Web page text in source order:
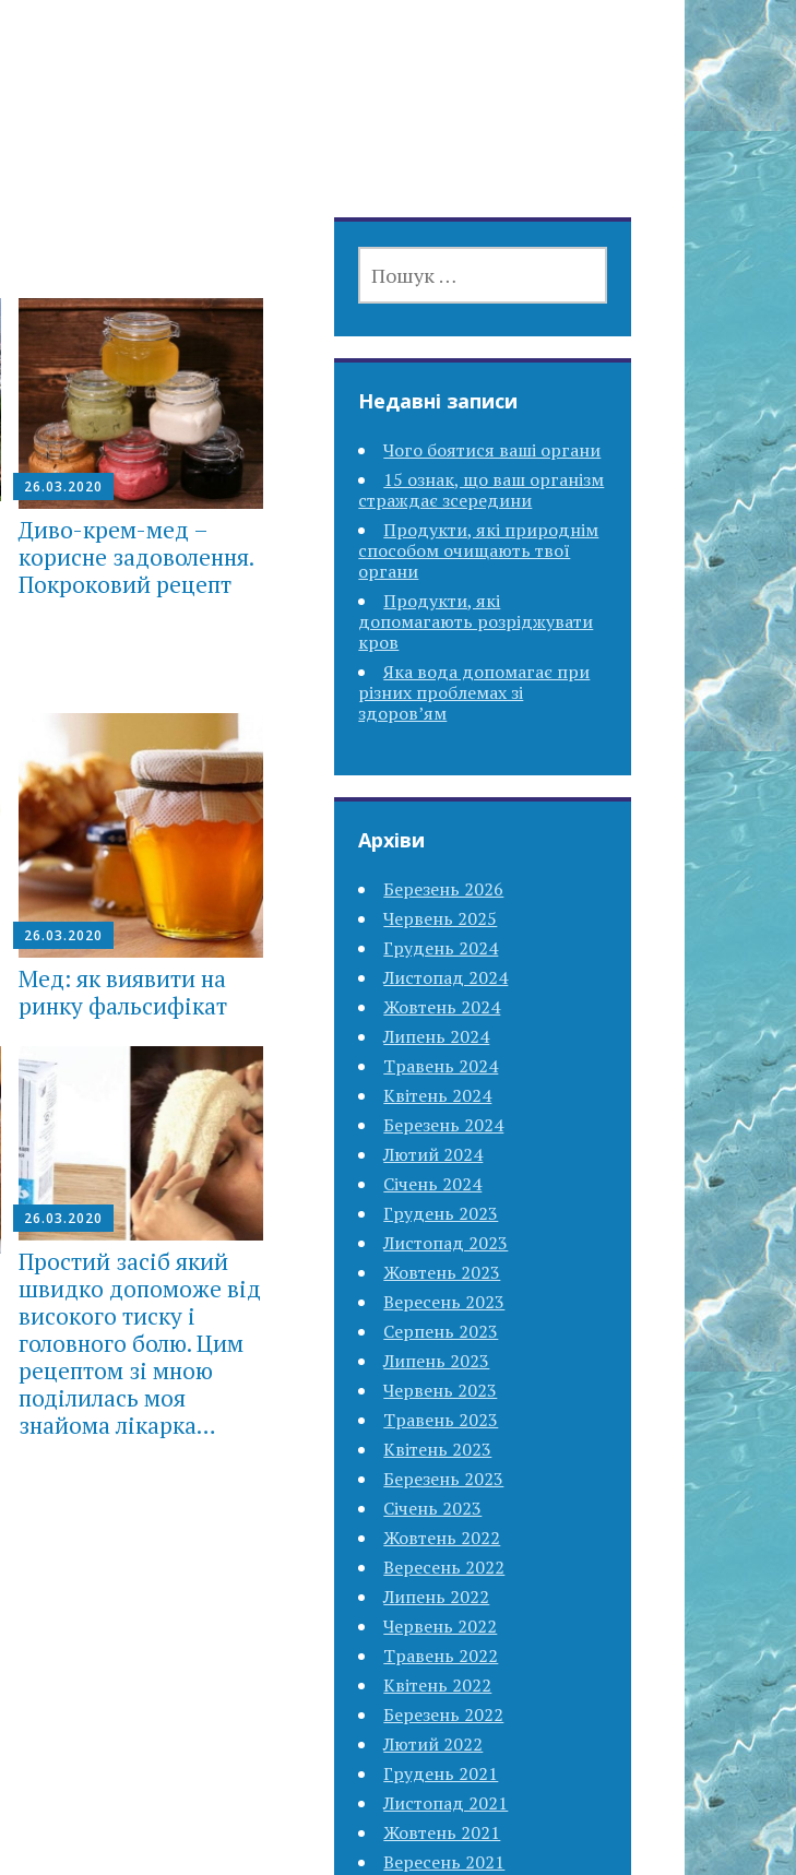
26.03.2020
Диво-крем-мед –
корисне задоволення.
Покроковий рецепт
26.03.2020
Мед: як виявити на
ринку фальсифікат
26.03.2020
Простий засіб який
швидко допоможе від
високого тиску і
головного болю. Цим
рецептом зі мною
поділилась моя
знайома лікарка…
Недавні записи
Чого боятися ваші органи
15 ознак, що ваш організм
страждає зсередини
Продукти, які природнім
способом очищають твої
органи
Продукти, які
допомагають розріджувати
кров
Яка вода допомагає при
різних проблемах зі
здоров’ям
Архіви
Березень 2026
Червень 2025
Грудень 2024
Листопад 2024
Жовтень 2024
Липень 2024
Травень 2024
Квітень 2024
Березень 2024
Лютий 2024
Січень 2024
Грудень 2023
Листопад 2023
Жовтень 2023
Вересень 2023
Серпень 2023
Липень 2023
Червень 2023
Травень 2023
Квітень 2023
Березень 2023
Січень 2023
Жовтень 2022
Вересень 2022
Липень 2022
Червень 2022
Травень 2022
Квітень 2022
Березень 2022
Лютий 2022
Грудень 2021
Листопад 2021
Жовтень 2021
Вересень 2021